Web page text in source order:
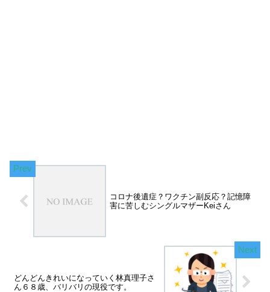
コロナ後遺症？ワクチン副反応？記憶障
害に苦しむシングルマザーKeiさん
どんどんきれいになっていく林真理子さ
ん６８歳、バリバリの現役です。